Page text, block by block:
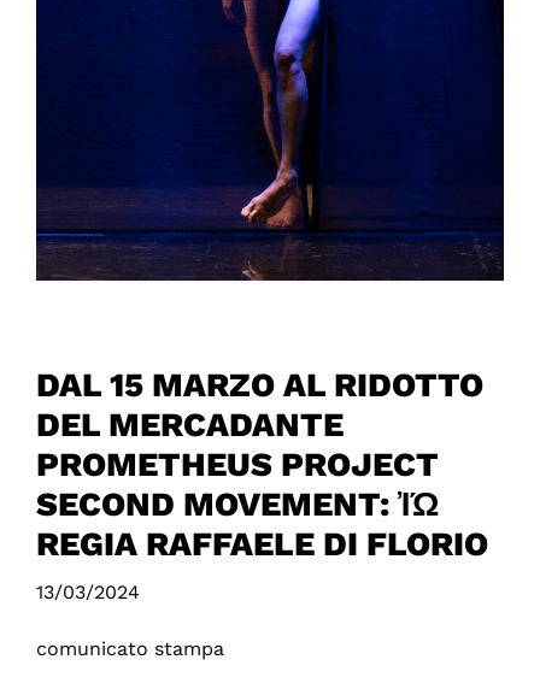
DAL 15 MARZO AL RIDOTTO
DEL MERCADANTE
PROMETHEUS PROJECT
SECOND MOVEMENT: ἸΏ
REGIA RAFFAELE DI FLORIO
13/03/2024
comunicato stampa